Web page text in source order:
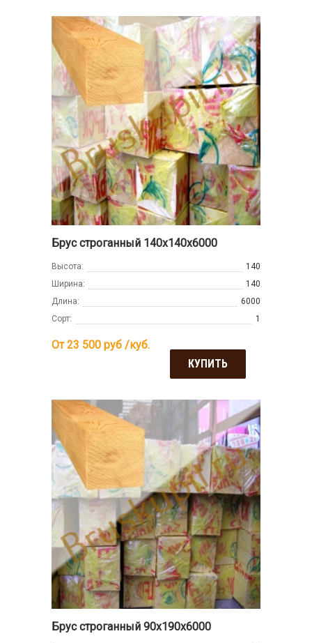
Брус строганный 140х140х6000
Высота:
140
Ширина:
140
Длина:
6000
Сорт:
1
От 23 500 руб /куб.
КУПИТЬ
Брус строганный 90х190х6000